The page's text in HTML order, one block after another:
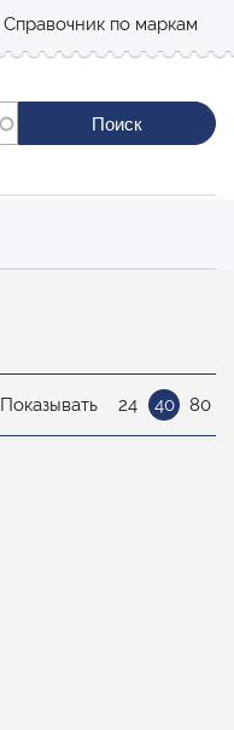
Справочник по маркам
Показывать 24 40 80